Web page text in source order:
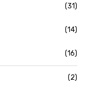
(31)
(14)
(16)
(2)